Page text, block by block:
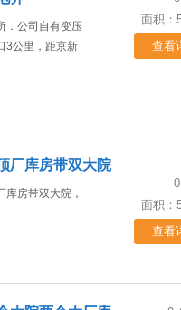
．公司自有变压
3公里，距京新
面积：
查看
厂库房带双大院
房带双大院，
面积：
查看